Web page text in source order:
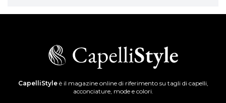
CapelliStyleè il magazine online di riferimento su tagli di capelli,
acconciature, mode e colori.